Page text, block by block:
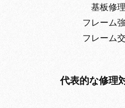
基板修理
フレーム
フレーム
代表的な修理